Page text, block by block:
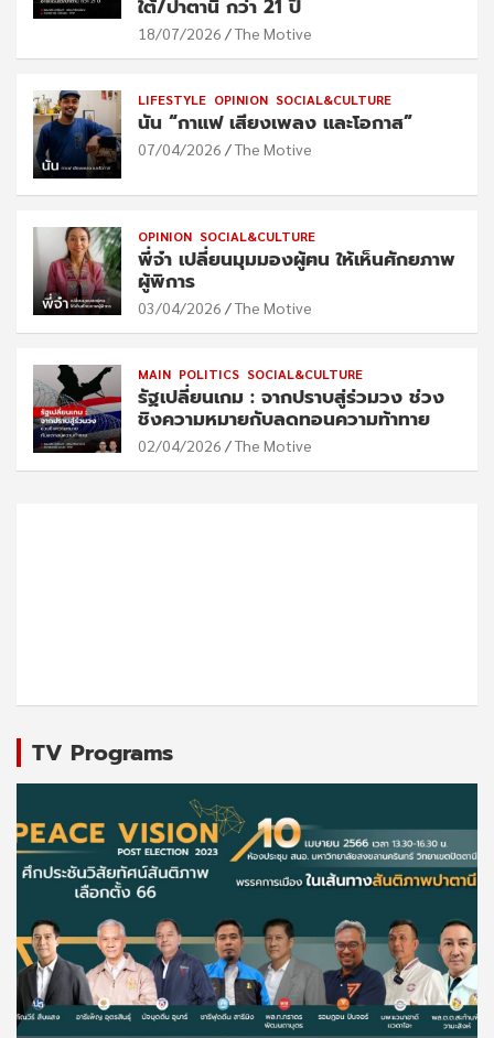
ใต้/ปาตานี กว่า 21 ปี
18/07/2026 The Motive
LIFESTYLE OPINION SOCIAL&CULTURE
นัน “กาแฟ เสียงเพลง และโอกาส”
07/04/2026 The Motive
OPINION SOCIAL&CULTURE
พี่จ๋า เปลี่ยนมุมมองผู้ฅน ให้เห็นศักยภาพ
ผู้พิการ
03/04/2026 The Motive
MAIN POLITICS SOCIAL&CULTURE
รัฐเปลี่ยนเกม : จากปราบสู่ร่วมวง ช่วง
ชิงความหมายกับลดทอนความท้าทาย
02/04/2026 The Motive
TV Programs